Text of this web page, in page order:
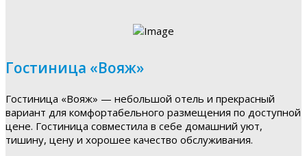
Гостиница «Вояж»
Гостиница «Вояж» — небольшой отель и прекрасный
вариант для комфортабельного размещения по доступной
цене. Гостиница совместила в себе домашний уют,
тишину, цену и хорошее качество обслуживания.